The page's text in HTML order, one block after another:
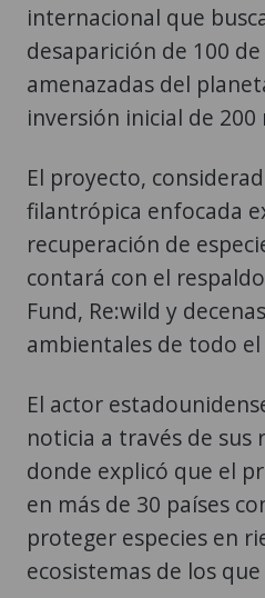
internacional que
desaparición de 100 de
amenazadas del
inversión inicial de
El proyecto,
filantrópica enfocada
recuperación de
contará con el
Fund, Re:wild y
ambientales de todo
El actor
noticia a través de sus
donde explicó que el
en más de 30 países
proteger especies en
ecosistemas de los